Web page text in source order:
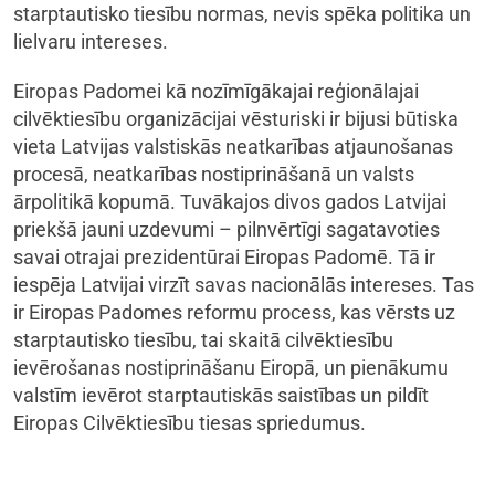
starptautisko tiesību normas, nevis spēka politika un
lielvaru intereses.
Eiropas Padomei kā nozīmīgākajai reģionālajai
cilvēktiesību organizācijai vēsturiski ir bijusi būtiska
vieta Latvijas valstiskās neatkarības atjaunošanas
procesā, neatkarības nostiprināšanā un valsts
ārpolitikā kopumā. Tuvākajos divos gados Latvijai
priekšā jauni uzdevumi – pilnvērtīgi sagatavoties
savai otrajai prezidentūrai Eiropas Padomē. Tā ir
iespēja Latvijai virzīt savas nacionālās intereses. Tas
ir Eiropas Padomes reformu process, kas vērsts uz
starptautisko tiesību, tai skaitā cilvēktiesību
ievērošanas nostiprināšanu Eiropā, un pienākumu
valstīm ievērot starptautiskās saistības un pildīt
Eiropas Cilvēktiesību tiesas spriedumus.